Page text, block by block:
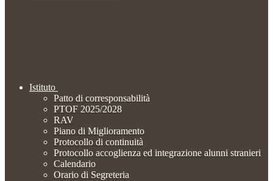
Istituto
Patto di corresponsabilità
PTOF 2025/2028
RAV
Piano di Miglioramento
Protocollo di continuità
Protocollo accoglienza ed integrazione alunni stranieri
Calendario
Orario di Segreteria